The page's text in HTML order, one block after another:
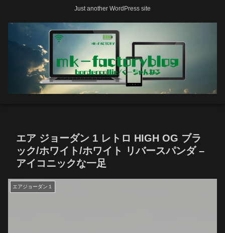
Just another WordPress site
エア ジョーダン 1 レトロ HIGH OG ブラ
ック/ホワイト/ホワイト リバースパンダ –
アイコニックな一足
エアジョーダン１